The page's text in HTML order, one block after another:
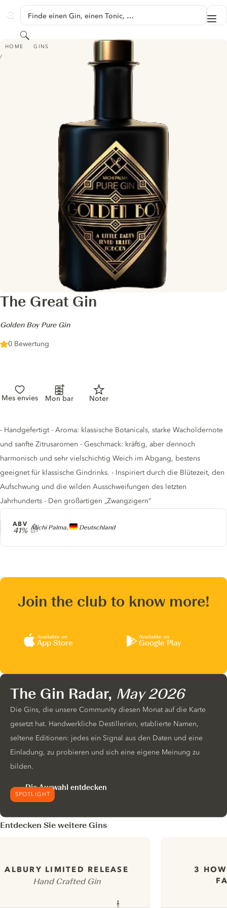
GINVENTORY
Finde einen Gin, einen Tonic, …
Suchen
HOME GINS
THE GREAT GIN - GOLDEN BOY PURE GIN
The Great Gin
-
Golden Boy Pure Gin
0 Bewertung
Mes envies Mon bar Noter
Producer
Michi Palma, Deutschland
ABV
41%
Gin description
- Handgefertigt - Aroma: klassische Botanicals, starke Wacholdernote
und sanfte Zitrusaromen - Geschmack: kräftig, aber dennoch
harmonisch und sehr vielschichtig Weich im Abgang, bestens
geeignet für klassische Gindrinks. - Inspiriert durch die Blütezeit, den
Aufschwung und die wilden Ausschweifungen des letzten
Jahrhunderts - Den großartigen „Zwangzigern“
Join the club to know more!
Available on
App Store
Available on
Google Play
SPOTLIGHT
The Gin Radar, May 2026
Die Gins, die unsere Community diesen Monat auf die Karte
gesetzt hat. Handwerkliche Destillerien, etablierte Namen,
seltene Editionen: jedes ein Signal aus den Daten und eine
Einladung, zu probieren und sich eine eigene Meinung zu
bilden.
Die Auswahl entdecken
Entdecken Sie weitere Gins
ALBURY LIMITED RELEASE
Hand Crafted Gin
3